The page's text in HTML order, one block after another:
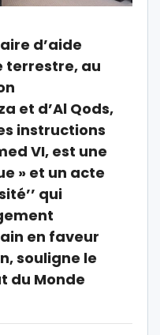
d’aide
terrestre, au
et d’Al Qods,
instructions
VI, est une
» et un acte
qui
en faveur
souligne le
du Monde